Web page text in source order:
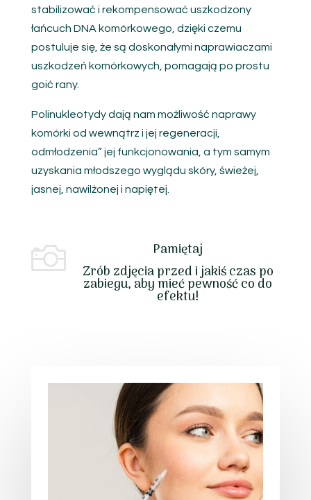
stabilizować i rekompensować uszkodzony
łańcuch DNA komórkowego, dzięki czemu
postuluje się, że są doskonałymi naprawiaczami
uszkodzeń komórkowych, pomagają po prostu
goić rany.
Polinukleotydy dają nam możliwość naprawy
komórki od wewnątrz i jej regeneracji,
odmłodzenia” jej funkcjonowania, a tym samym
uzyskania młodszego wyglądu skóry, świeżej,
jasnej, nawilżonej i napiętej.

Pamiętaj
Zrób zdjęcia przed i jakiś czas po
zabiegu, aby mieć pewność co do
efektu!